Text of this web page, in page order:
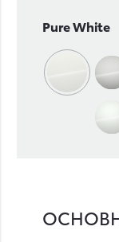
Pure White